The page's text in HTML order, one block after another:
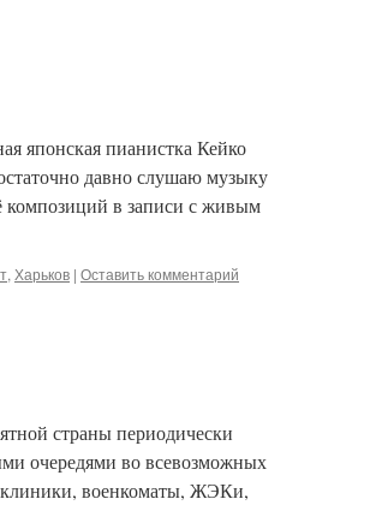
японская пианистка Кейко
давно слушаю музыку
композиций в записи с живым
, Харьков | Оставить комментарий
страны периодически
очередями во всевозможных
военкоматы, ЖЭКи,